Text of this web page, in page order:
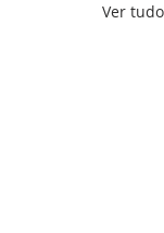
Ver tudo